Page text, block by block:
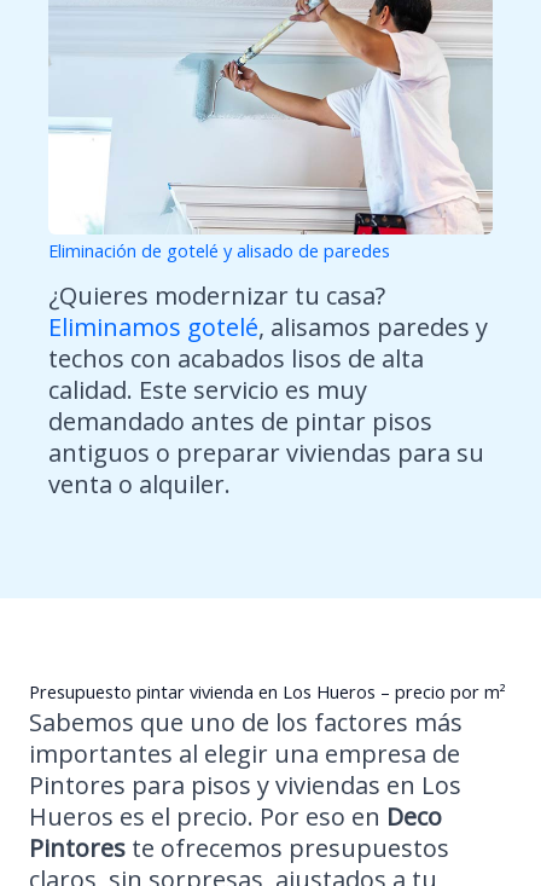
Eliminación de gotelé y alisado de paredes
¿Quieres modernizar tu casa?
Eliminamos gotelé, alisamos paredes y
techos con acabados lisos de alta
calidad. Este servicio es muy
demandado antes de pintar pisos
antiguos o preparar viviendas para su
venta o alquiler.
Presupuesto pintar vivienda en Los Hueros – precio por m²
Sabemos que uno de los factores más
importantes al elegir una empresa de
Pintores para pisos y viviendas en Los
Hueros es el precio. Por eso en Deco
Pintores te ofrecemos presupuestos
claros, sin sorpresas, ajustados a tu